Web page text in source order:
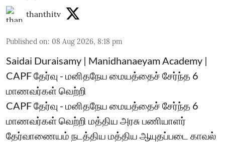
thanthitv
Published on: 08 Aug 2026, 8:18 pm
Saidai Duraisamy | Manidhanaeyam Academy |
CAPF தேர்வு - மனிதநேய மையத்தைச் சேர்ந்த 6
மாணவர்கள் வெற்றி
CAPF தேர்வு - மனிதநேய மையத்தைச் சேர்ந்த 6
மாணவர்கள் வெற்றி மத்திய அரசு பணியாளர்
தேர்வாணையம் நடத்திய மத்திய ஆயுதப்படை காவல்